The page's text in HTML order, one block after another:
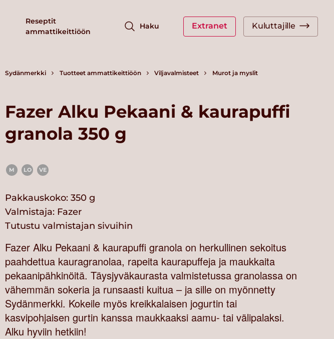
Reseptit
ammattikeittiöön
Haku Extranet Kuluttajille
Sydänmerkki Tuotteet ammattikeittiöön Viljavalmisteet Murot ja myslit
Fazer Alku Pekaani & kaurapuffi
granola 350 g
M LO VE
Pakkauskoko: 350 g
Valmistaja: Fazer
Tutustu valmistajan sivuihin
Fazer Alku Pekaani & kaurapuffi granola on herkullinen sekoitus
paahdettua kauragranolaa, rapeita kaurapuffeja ja maukkaita
pekaanipähkinöitä. Täysjyväkaurasta valmistetussa granolassa on
vähemmän sokeria ja runsaasti kuitua – ja sille on myönnetty
Sydänmerkki. Kokeile myös kreikkalaisen jogurtin tai
kasvipohjaisen gurtin kanssa maukkaaksi aamu- tai välipalaksi.
Alku hyviin hetkiin!